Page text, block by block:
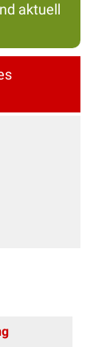
aktuell